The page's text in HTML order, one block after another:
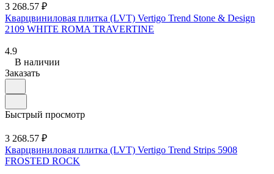
3 268.57 ₽
Кварцвиниловая плитка (LVT) Vertigo Trend Stone & Design
2109 WHITE ROMA TRAVERTINE
4.9
В наличии
Заказать
Быстрый просмотр
3 268.57 ₽
Кварцвиниловая плитка (LVT) Vertigo Trend Strips 5908
FROSTED ROCK